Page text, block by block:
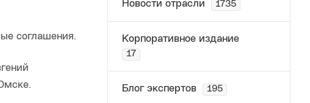
соглашения.
Новости отрасли 1735
Корпоративное издание
17
Блог экспертов 195